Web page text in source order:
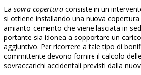
La sovra-copertura consiste in un
si ottiene installando una nuova copertura
amianto-cemento che viene lasciata in
portante sia idonea a sopportare un
aggiuntivo. Per ricorrere a tale tipo di
committente devono fornire il calcolo
sovraccarichi accidentali previsti dalla